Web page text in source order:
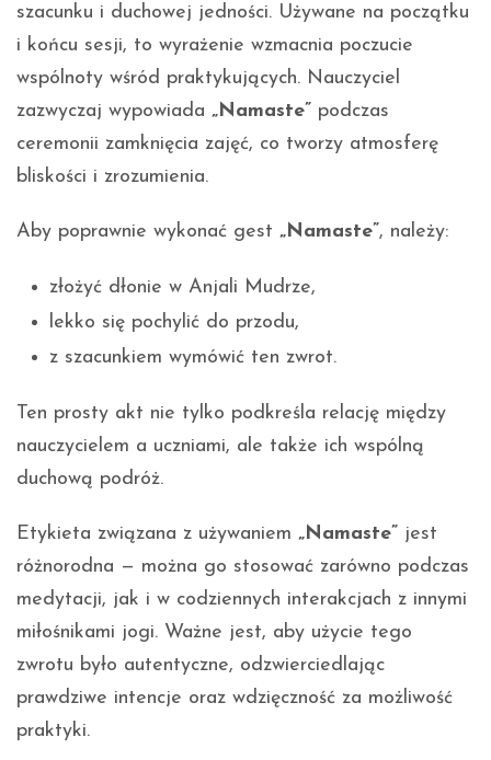
szacunku i duchowej jedności. Używane na początku
i końcu sesji, to wyrażenie wzmacnia poczucie
wspólnoty wśród praktykujących. Nauczyciel
zazwyczaj wypowiada „Namaste” podczas
ceremonii zamknięcia zajęć, co tworzy atmosferę
bliskości i zrozumienia.
Aby poprawnie wykonać gest „Namaste”, należy:
złożyć dłonie w Anjali Mudrze,
lekko się pochylić do przodu,
z szacunkiem wymówić ten zwrot.
Ten prosty akt nie tylko podkreśla relację między
nauczycielem a uczniami, ale także ich wspólną
duchową podróż.
Etykieta związana z używaniem „Namaste” jest
różnorodna — można go stosować zarówno podczas
medytacji, jak i w codziennych interakcjach z innymi
miłośnikami jogi. Ważne jest, aby użycie tego
zwrotu było autentyczne, odzwierciedlając
prawdziwe intencje oraz wdzięczność za możliwość
praktyki.